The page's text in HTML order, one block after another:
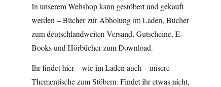
In unserem Webshop kann gestöbert und gekauft
werden – Bücher zur Abholung im Laden, Bücher
zum deutschlandweiten Versand, Gutscheine, E-
Books und Hörbücher zum Download.
Ihr findet hier – wie im Laden auch – unsere
Thementische zum Stöbern. Findet ihr etwas nicht,